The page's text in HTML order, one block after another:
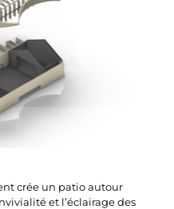
crée un patio autour
et l’éclairage des